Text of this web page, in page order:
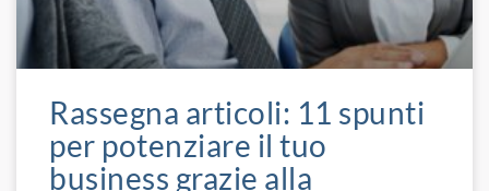
Rassegna articoli: 11 spunti
per potenziare il tuo
business grazie alla